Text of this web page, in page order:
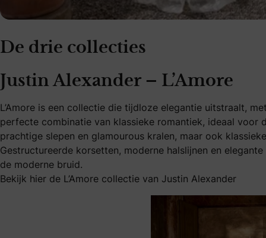
De drie collecties
Justin Alexander – L’Amore
L’Amore is een collectie die tijdloze elegantie uitstraalt,
perfecte combinatie van klassieke romantiek, ideaal voor
prachtige slepen en glamourous kralen, maar ook
Gestructureerde korsetten, moderne halslijnen en
de moderne bruid.
Bekijk hier de L’Amore collectie van Justin Alexander